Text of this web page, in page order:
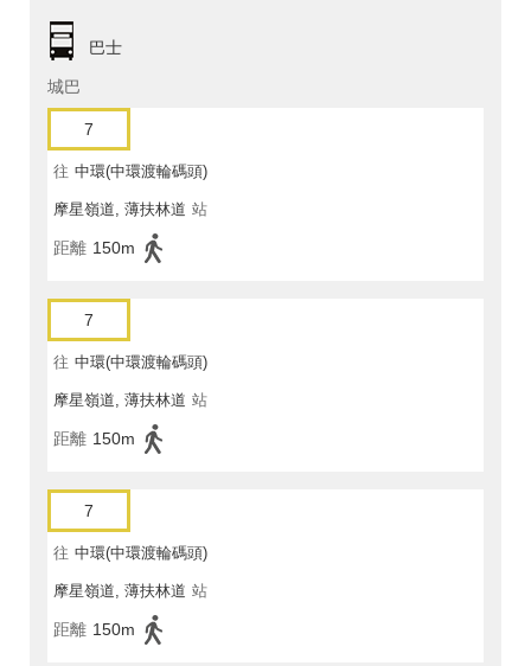
巴士
城巴
7
往 中環(中環渡輪碼頭)
摩星嶺道, 薄扶林道 站
距離 150m
7
往 中環(中環渡輪碼頭)
摩星嶺道, 薄扶林道 站
距離 150m
7
往 中環(中環渡輪碼頭)
摩星嶺道, 薄扶林道 站
距離 150m